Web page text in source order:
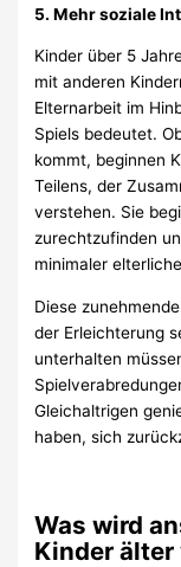
5. Mehr soziale
Kinder über 5
mit anderen
Elternarbeit im
Spiels bedeutet.
kommt, beginnen
Teilens, der
verstehen. Sie
zurechtzufinden
minimaler
Diese
der Erleichterung
unterhalten
Gleichaltrigen
haben, sich
Was wird
Kinder älter